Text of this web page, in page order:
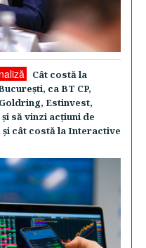
Cât costă la
ca BT CP,
Estinvest,
să vinzi acţiuni de
şi cât costă la Interactive